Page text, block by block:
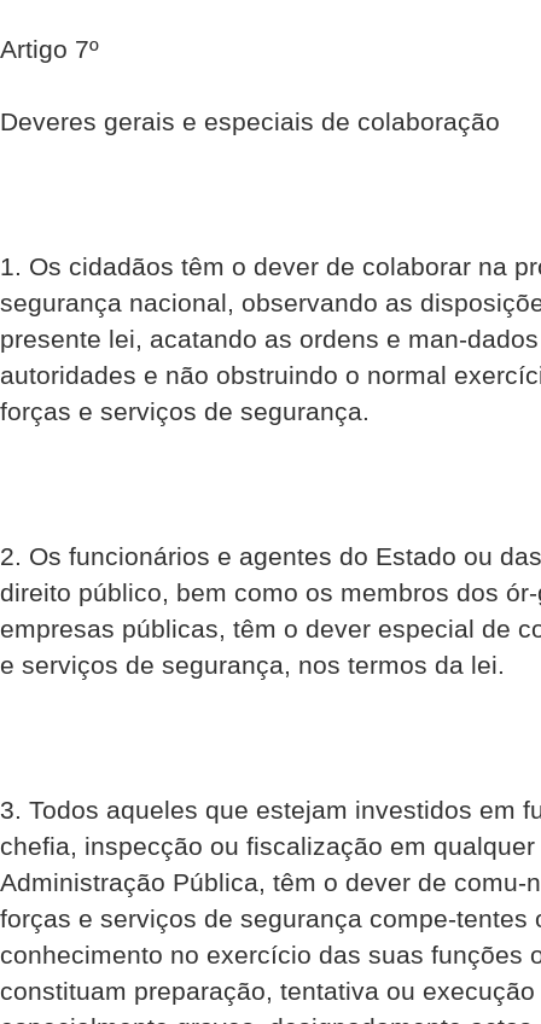
Artigo 7º
Deveres gerais e especiais de colaboração
1. Os cidadãos têm o dever de colaborar na
segurança nacional, observando as
presente lei, acatando as ordens e man-
autoridades e não obstruindo o normal
forças e serviços de segurança.
2. Os funcionários e agentes do Estado ou
direito público, bem como os membros dos
empresas públicas, têm o dever especial de
e serviços de segurança, nos termos da lei.
3. Todos aqueles que estejam investidos em
chefia, inspecção ou fiscalização em
Administração Pública, têm o dever de comu-
forças e serviços de segurança compe-tentes
conhecimento no exercício das suas funções
constituam preparação, tentativa ou